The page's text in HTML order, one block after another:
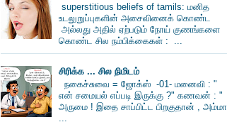
superstitious beliefs of tamils: மனித
உடலுறுப்புகளின் அசைவினைக் கொண்ட
அல்லது அதில் ஏற்படும் நோய் குணங்களை
கொண்ட சில நம்பிக்கைகள் : ...
சிரிக்க ... சில நிமிடம்
நகைச்சுவை = ஜோக்ஸ் -01- மனைவி : "
என் சமையல் எப்படி இருக்கு ?" கணவன் : "
அருமை ! இதை சாப்பிட்ட பிறகுதான் , அம்மா
...